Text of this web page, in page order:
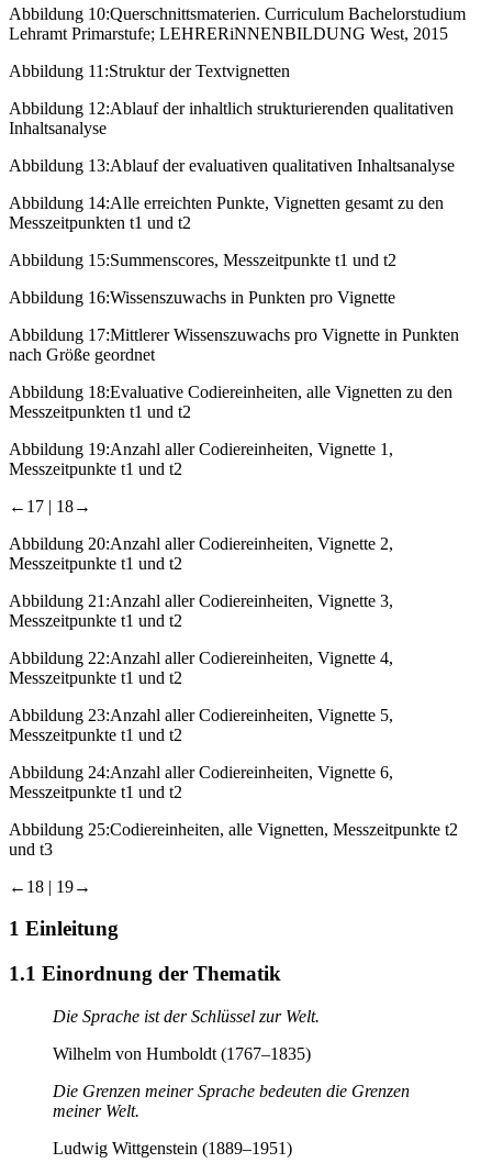
Abbildung 10:Querschnittsmaterien. Curriculum Bachelorstudium
Lehramt Primarstufe; LEHRERiNNENBILDUNG West, 2015
Abbildung 11:Struktur der Textvignetten
Abbildung 12:Ablauf der inhaltlich strukturierenden qualitativen
Inhaltsanalyse
Abbildung 13:Ablauf der evaluativen qualitativen Inhaltsanalyse
Abbildung 14:Alle erreichten Punkte, Vignetten gesamt zu den
Messzeitpunkten t1 und t2
Abbildung 15:Summenscores, Messzeitpunkte t1 und t2
Abbildung 16:Wissenszuwachs in Punkten pro Vignette
Abbildung 17:Mittlerer Wissenszuwachs pro Vignette in Punkten
nach Größe geordnet
Abbildung 18:Evaluative Codiereinheiten, alle Vignetten zu den
Messzeitpunkten t1 und t2
Abbildung 19:Anzahl aller Codiereinheiten, Vignette 1,
Messzeitpunkte t1 und t2
←17 | 18→
Abbildung 20:Anzahl aller Codiereinheiten, Vignette 2,
Messzeitpunkte t1 und t2
Abbildung 21:Anzahl aller Codiereinheiten, Vignette 3,
Messzeitpunkte t1 und t2
Abbildung 22:Anzahl aller Codiereinheiten, Vignette 4,
Messzeitpunkte t1 und t2
Abbildung 23:Anzahl aller Codiereinheiten, Vignette 5,
Messzeitpunkte t1 und t2
Abbildung 24:Anzahl aller Codiereinheiten, Vignette 6,
Messzeitpunkte t1 und t2
Abbildung 25:Codiereinheiten, alle Vignetten, Messzeitpunkte t2
und t3
←18 | 19→
1 Einleitung
1.1 Einordnung der Thematik
Die Sprache ist der Schlüssel zur Welt.
Wilhelm von Humboldt (1767–1835)
Die Grenzen meiner Sprache bedeuten die Grenzen
meiner Welt.
Ludwig Wittgenstein (1889–1951)